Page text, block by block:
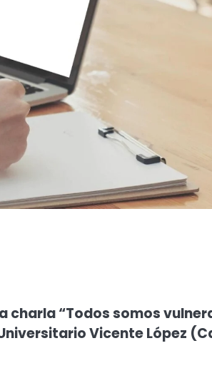
charla “Todos somos
Vicente López